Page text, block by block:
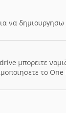
να δημιουργησω
μπορειτε
το